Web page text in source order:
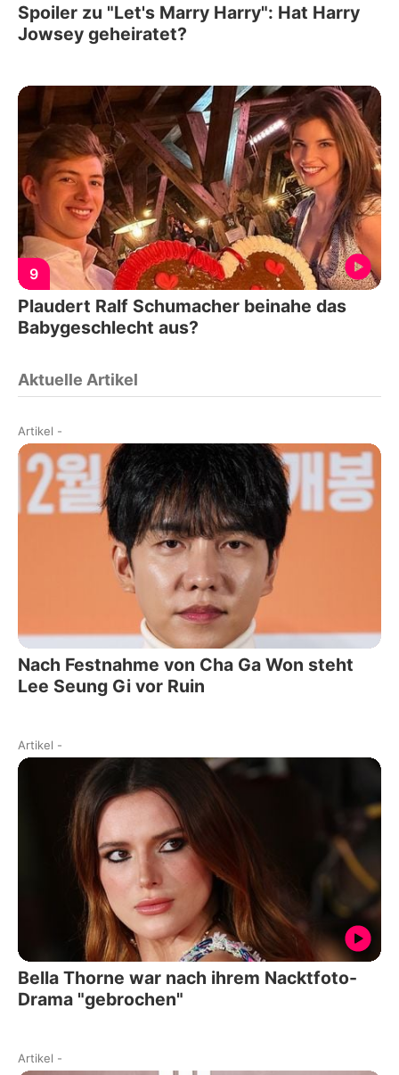
Spoiler zu "Let's Marry Harry": Hat Harry
Jowsey geheiratet?
9
Plaudert Ralf Schumacher beinahe das
Babygeschlecht aus?
Aktuelle Artikel
Artikel -
Nach Festnahme von Cha Ga Won steht
Lee Seung Gi vor Ruin
Artikel -
Bella Thorne war nach ihrem Nacktfoto-
Drama "gebrochen"
Artikel -